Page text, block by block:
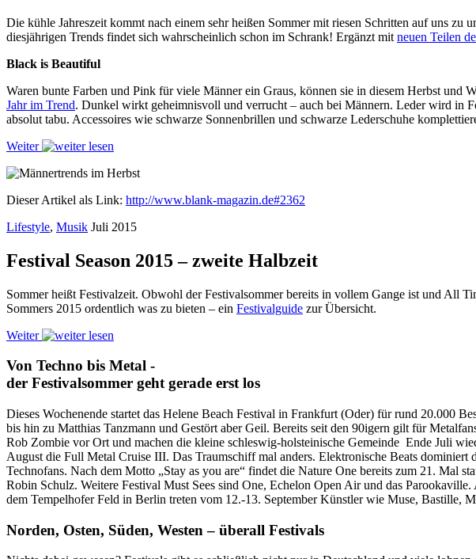
Die kühle Jahreszeit kommt nach einem sehr heißen Sommer mit riesen Schritten auf uns
diesjährigen Trends findet sich wahrscheinlich schon im Schrank! Ergänzt mit neuen Teilen
Black is Beautiful
Waren bunte Farben und Pink für viele Männer ein Graus, können sie in diesem Herbst und
Jahr im Trend. Dunkel wirkt geheimnisvoll und verrucht – auch bei Männern. Leder wird in
absolut tabu. Accessoires wie schwarze Sonnenbrillen und schwarze Lederschuhe
Weiter
Dieser Artikel als Link: http://www.blank-magazin.de#2362
Lifestyle, Musik Juli 2015
Festival Season 2015 – zweite Halbzeit
Sommer heißt Festivalzeit. Obwohl der Festivalsommer bereits in vollem Gange ist und All
Sommers 2015 ordentlich was zu bieten – ein Festivalguide zur Übersicht.
Weiter
Von Techno bis Metal -
der Festivalsommer geht gerade erst los
Dieses Wochenende startet das Helene Beach Festival in Frankfurt (Oder) für rund 20.000
bis hin zu Matthias Tanzmann und Gestört aber Geil. Bereits seit den 90igern gilt für
Rob Zombie vor Ort und machen die kleine schleswig-holsteinische Gemeinde Ende Juli
August die Full Metal Cruise III. Das Traumschiff mal anders. Elektronische Beats dominiert
Technofans. Nach dem Motto „Stay as you are“ findet die Nature One bereits zum 21.
Robin Schulz. Weitere Festival Must Sees sind One, Echelon Open Air und das
dem Tempelhofer Feld in Berlin treten vom 12.-13. September Künstler wie Muse, Bastille,
Norden, Osten, Süden, Westen – überall Festivals